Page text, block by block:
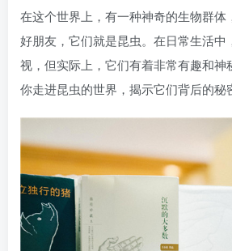
在这个世界上，有一种神奇的生物群体
好朋友，它们就是昆虫。在日常生活中
视，但实际上，它们有着非常有趣和神
你走进昆虫的世界，揭示它们背后的秘